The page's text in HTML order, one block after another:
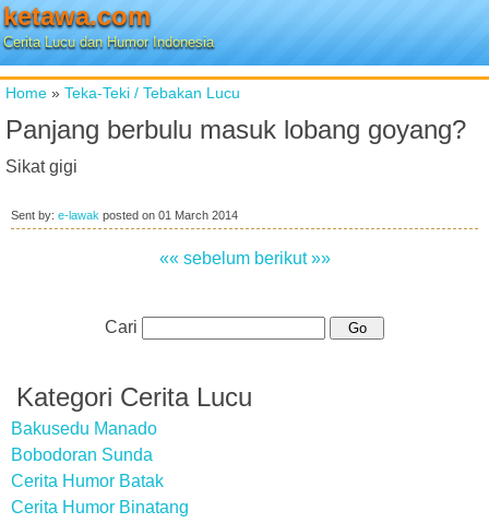
ketawa.com
Cerita Lucu dan Humor Indonesia
Home » Teka-Teki / Tebakan Lucu
Panjang berbulu masuk lobang goyang?
Sikat gigi
Sent by: e-lawak posted on 01 March 2014
«« sebelum berikut »»
Cari
Kategori Cerita Lucu
Bakusedu Manado
Bobodoran Sunda
Cerita Humor Batak
Cerita Humor Binatang